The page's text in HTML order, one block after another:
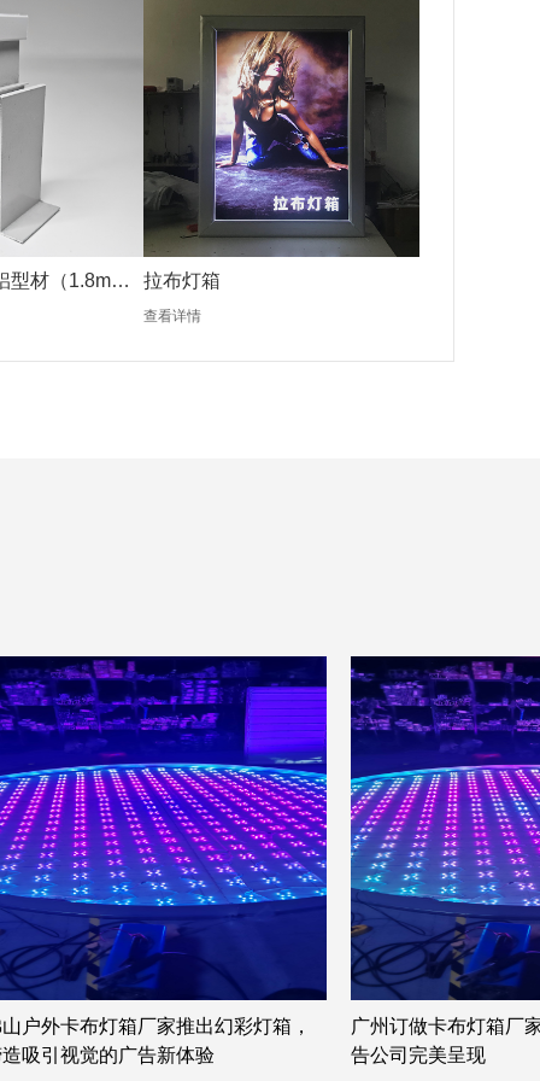
型材（1.8mm 拉布灯箱
查看详情
户外卡布灯箱厂家推出幻彩灯箱，
吸引视觉的广告新体验
广州订做卡布灯箱厂
告公司完美呈现